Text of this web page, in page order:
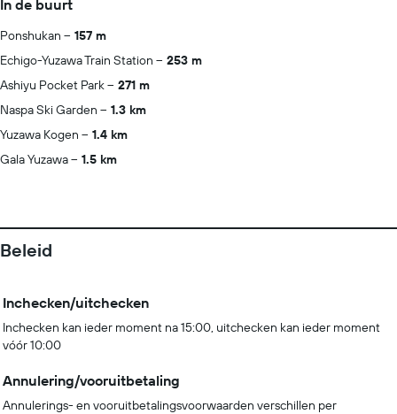
In de buurt
Ponshukan
157 m
Echigo-Yuzawa Train Station
253 m
Ashiyu Pocket Park
271 m
Naspa Ski Garden
1.3 km
Yuzawa Kogen
1.4 km
Gala Yuzawa
1.5 km
Beleid
Inchecken/uitchecken
Inchecken kan ieder moment na 15:00, uitchecken kan ieder moment
vóór 10:00
Annulering/vooruitbetaling
Annulerings- en vooruitbetalingsvoorwaarden verschillen per